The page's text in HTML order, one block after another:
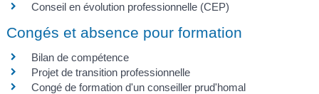
Conseil en évolution professionnelle (CEP)
Congés et absence pour formation
Bilan de compétence
Projet de transition professionnelle
Congé de formation d'un conseiller prud'homal